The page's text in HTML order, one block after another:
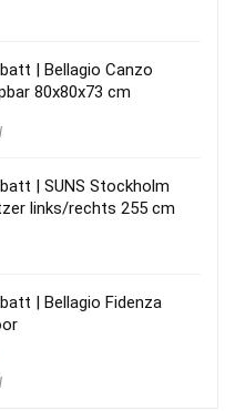
| Bellagio Canzo
80x80x73 cm
| SUNS Stockholm
links/rechts 255 cm
| Bellagio Fidenza